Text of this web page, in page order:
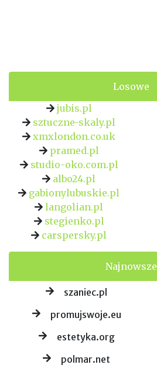
Losowe
jubis.pl
sztuczne-skaly.pl
xmxlondon.co.uk
pramed.pl
studio-oko.com.pl
albo24.pl
gabionylubuskie.pl
langolian.pl
stegienko.pl
carspersky.pl
Najnowsze
szaniec.pl
promujswoje.eu
estetyka.org
polmar.net